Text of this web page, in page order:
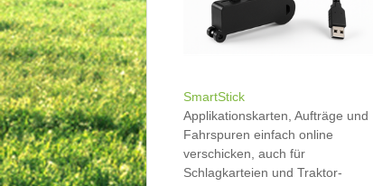
SmartStick
Applikationskarten, Aufträge und
Fahrspuren einfach online
verschicken, auch für
Schlagkarteien und Traktor-